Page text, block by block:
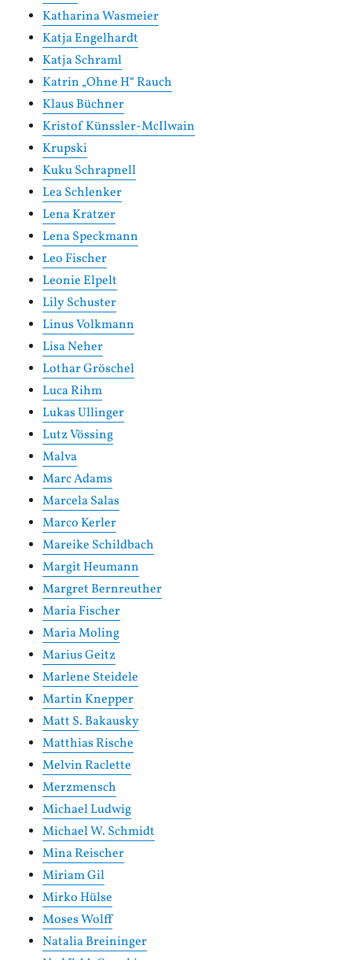
Katharina Wasmeier
Katja Engelhardt
Katja Schraml
Katrin „Ohne H“ Rauch
Klaus Büchner
Kristof Künssler-McIlwain
Krupski
Kuku Schrapnell
Lea Schlenker
Lena Kratzer
Lena Speckmann
Leo Fischer
Leonie Elpelt
Lily Schuster
Linus Volkmann
Lisa Neher
Lothar Gröschel
Luca Rihm
Lukas Ullinger
Lutz Vössing
Malva
Marc Adams
Marcela Salas
Marco Kerler
Mareike Schildbach
Margit Heumann
Margret Bernreuther
Maria Fischer
Maria Moling
Marius Geitz
Marlene Steidele
Martin Knepper
Matt S. Bakausky
Matthias Rische
Melvin Raclette
Merzmensch
Michael Ludwig
Michael W. Schmidt
Mina Reischer
Miriam Gil
Mirko Hülse
Moses Wolff
Natalia Breininger